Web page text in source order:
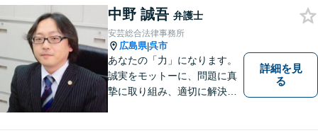
様がどうしたいのかを伺い本
質的な解決に導きます。誠心
誠意で地元呉市に貢献しま
す。
中野 誠吾 弁護士
安芸総合法律事務所
広島県|呉市
あなたの「力」になります。
誠実をモットーに、問題に真
摯に取り組み、適切に解決で
詳細を見
る